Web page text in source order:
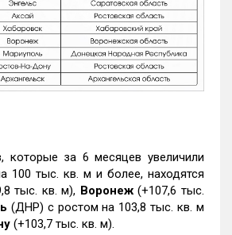
которые за 6 месяцев увеличили
100 тыс. кв. м и более, находятся
тыс. кв. м), Воронеж(+107,6 тыс.
(ДНР) с ростом на 103,8 тыс. кв. м
(+103,7 тыс. кв. м).